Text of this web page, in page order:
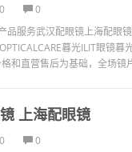
0
0
品服务武汉配眼镜上海配眼
暮光ILIT眼镜
和直营售后为基础，全场
上海配眼镜
0
0